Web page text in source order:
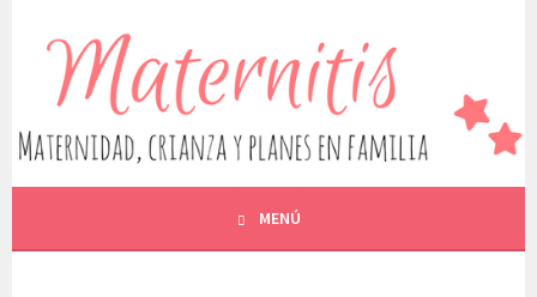
contenido
MATERNITIS. MATERNIDAD,
CRIANZA Y PLANES EN
FAMILIA
ESCRIBO SOBRE MATERNIDAD, EMBARAZO, LACTANCIA,
CRIANZA, ALIMENTACIÓN, OCIO Y EDUCACIÓN, ENTRE
MENÚ